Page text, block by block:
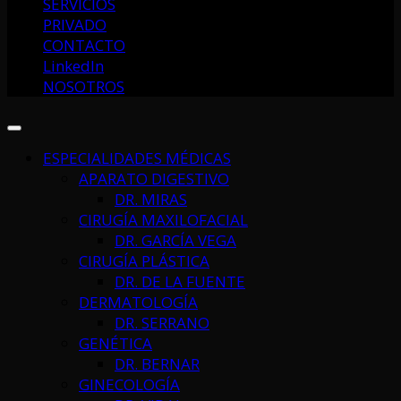
PRIVADO
CONTACTO
LinkedIn
NOSOTROS
ESPECIALIDADES MÉDICAS
APARATO DIGESTIVO
DR. MIRAS
CIRUGÍA MAXILOFACIAL
DR. GARCÍA VEGA
CIRUGÍA PLÁSTICA
DR. DE LA FUENTE
DERMATOLOGÍA
DR. SERRANO
GENÉTICA
DR. BERNAR
GINECOLOGÍA